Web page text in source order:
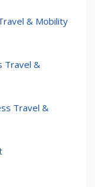
& Mobility
Travel &
Travel &